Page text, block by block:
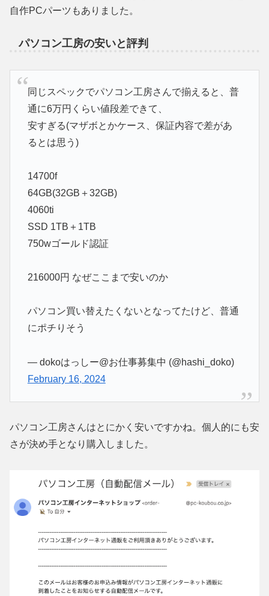
自作PCパーツもありました。
パソコン工房の安いと評判
同じスペックでパソコン工房さんで揃えると、普
通に6万円くらい値段差できて、
安すぎる(マザボとかケース、保証内容で差があ
るとは思う)
14700f
64GB(32GB＋32GB)
4060ti
SSD 1TB＋1TB
750wゴールド認証
216000円 なぜここまで安いのか
パソコン買い替えたくないとなってたけど、普通
にポチりそう
— dokoはっしー@お仕事募集中 (@hashi_doko)
February 16, 2024
パソコン工房さんはとにかく安いですかね。個人的にも安
さが決め手となり購入しました。